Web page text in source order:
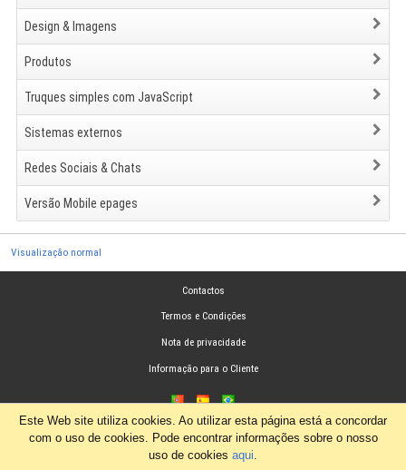
Design & Imagens
Produtos
Truques simples com JavaScript
Sistemas externos
Redes Sociais & Chats
Versão Mobile epages
Visualização normal
Contactos
Termos e Condições
Nota de privacidade
Informação para o Cliente
Este Web site utiliza cookies. Ao utilizar esta página está a concordar
com o uso de cookies. Pode encontrar informações sobre o nosso
uso de cookies aqui.